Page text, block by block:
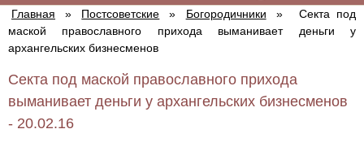
Главная » Постсоветские » Богородичники »
Секта под
маской православного прихода выманивает деньги у
архангельских бизнесменов
Секта под маской православного прихода
выманивает деньги у архангельских бизнесменов
- 20.02.16